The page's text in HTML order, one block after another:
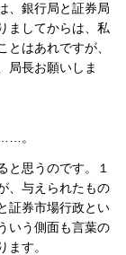
、銀行局と証券局
ましてからは、私
はあれですが、
局長お願いしま
。
と思うのです。１
、与えられたもの
証券市場行政とい
いう側面も言葉の
す。